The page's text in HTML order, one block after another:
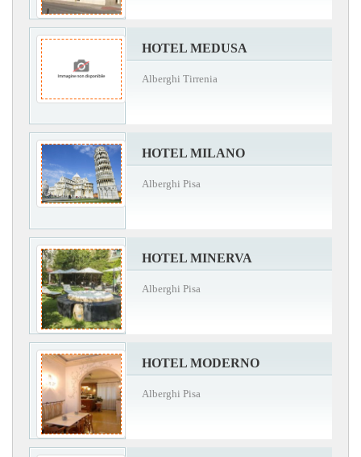
HOTEL MEDUSA
Alberghi Tirrenia
HOTEL MILANO
Alberghi Pisa
HOTEL MINERVA
Alberghi Pisa
HOTEL MODERNO
Alberghi Pisa